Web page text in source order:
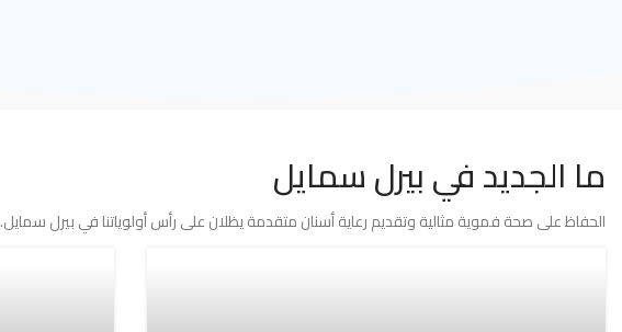
ما الجديد في بيرل سمايل
الحفاظ على صحة فموية مثالية وتقديم رعاية أسنان متقدمة يظلان على رأس أولوياتنا في بيرل سمايل.